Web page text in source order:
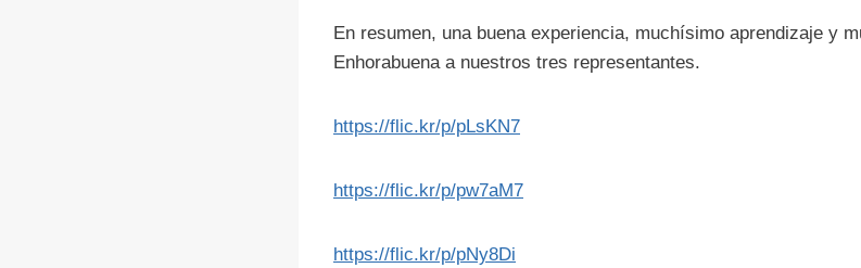
En resumen, una buena experiencia, muchísimo aprendizaje y
Enhorabuena a nuestros tres representantes.
https://flic.kr/p/pLsKN7
https://flic.kr/p/pw7aM7
https://flic.kr/p/pNy8Di